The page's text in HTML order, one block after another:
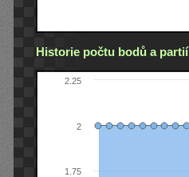
Historie počtu bodů a partií
1.75
2
2.25